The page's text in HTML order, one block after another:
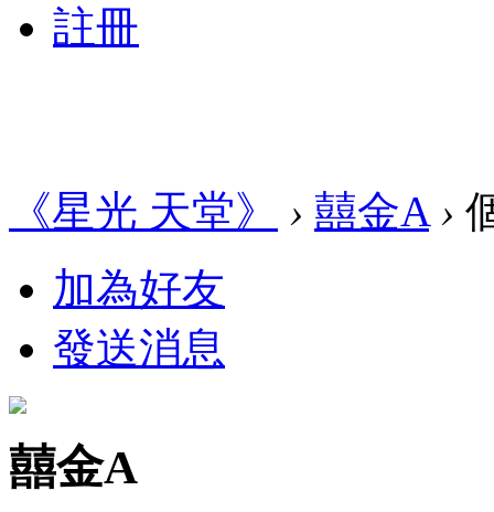
註冊
《星光 天堂》 › 囍金A ›
加為好友
發送消息
囍金A